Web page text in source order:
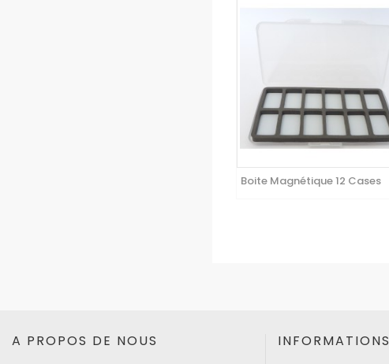
Boite Magnétique 12 Cases
A PROPOS DE NOUS INFORMATIONS